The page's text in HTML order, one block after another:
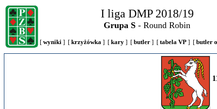
I liga DMP 2018/19
Grupa S - Round Robin
[ wyniki ] [ krzyżówka ] [ kary ] [ butler ] [ tabela VP ] [ butler